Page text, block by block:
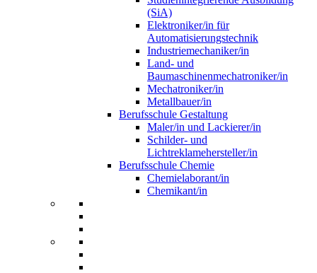
(SiA)
Elektroniker/in für
Automatisierungstechnik
Industriemechaniker/in
Land- und
Baumaschinenmechatroniker/in
Mechatroniker/in
Metallbauer/in
Berufsschule Gestaltung
Maler/in und Lackierer/in
Schilder- und
Lichtreklamehersteller/in
Berufsschule Chemie
Chemielaborant/in
Chemikant/in